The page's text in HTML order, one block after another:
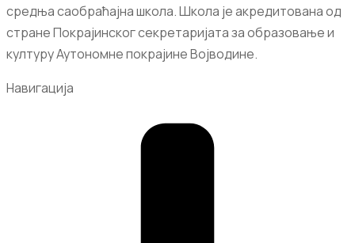
средња саобраћајна школа. Школа је акредитована од
стране Покрајинског секретаријата за образовање и
културу Аутономне покрајине Војводине.
Навигација